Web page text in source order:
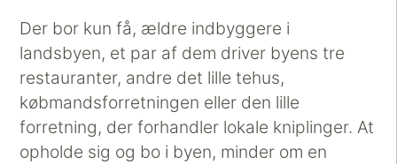
Der bor kun få, ældre indbyggere i
landsbyen, et par af dem driver byens tre
restauranter, andre det lille tehus,
købmandsforretningen eller den lille
forretning, der forhandler lokale kniplinger. At
opholde sig og bo i byen, minder om en